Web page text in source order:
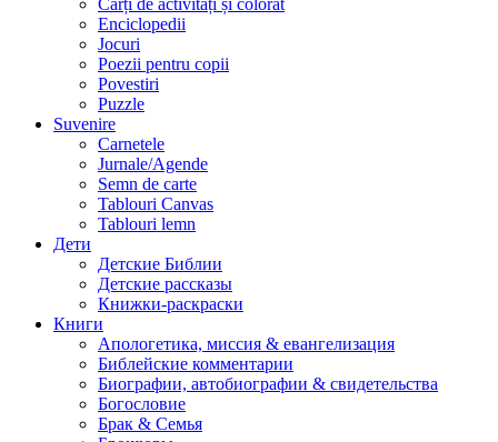
Enciclopedii
Jocuri
Poezii pentru copii
Povestiri
Puzzle
Suvenire
Carnetele
Jurnale/Agende
Semn de carte
Tablouri Canvas
Tablouri lemn
Дети
Детские Библии
Детские рассказы
Книжки-раскраски
Книги
Апологетика, миссия & евангелизация
Библейские комментарии
Биографии, автобиографии & свидетельства
Богословие
Брак & Семья